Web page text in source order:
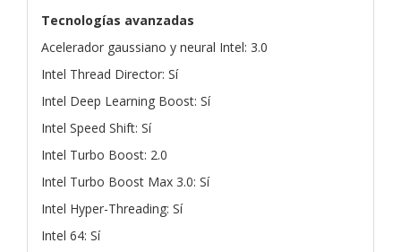
Tecnologías avanzadas
Acelerador gaussiano y neural Intel: 3.0
Intel Thread Director: Sí
Intel Deep Learning Boost: Sí
Intel Speed Shift: Sí
Intel Turbo Boost: 2.0
Intel Turbo Boost Max 3.0: Sí
Intel Hyper-Threading: Sí
Intel 64: Sí